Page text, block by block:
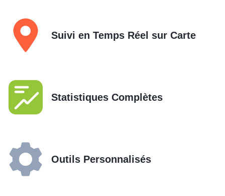
Suivi en Temps Réel sur Carte
Statistiques Complètes
Outils Personnalisés